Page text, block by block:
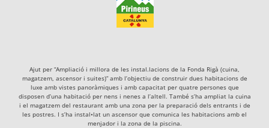
Ajut per “Ampliació i millora de les instal.lacions de la Fonda Rigà (cuina,
magatzem, ascensor i suites)” amb l’objectiu de construir dues habitacions de
luxe amb vistes panoràmiques i amb capacitat per quatre persones que
disposen d’una habitació per nens i nenes a l’altell. També s’ha ampliat la cuina
i el magatzem del restaurant amb una zona per la preparació dels entrants i de
les postres. I s’ha instal•lat un ascensor que comunica les habitacions amb el
menjador i la zona de la piscina.